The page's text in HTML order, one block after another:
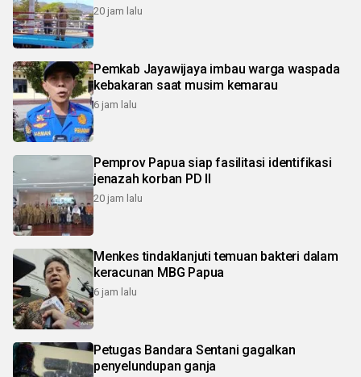
20 jam lalu
Pemkab Jayawijaya imbau warga waspada
kebakaran saat musim kemarau
6 jam lalu
Pemprov Papua siap fasilitasi identifikasi
jenazah korban PD II
20 jam lalu
Menkes tindaklanjuti temuan bakteri dalam
keracunan MBG Papua
6 jam lalu
Petugas Bandara Sentani gagalkan
penyelundupan ganja